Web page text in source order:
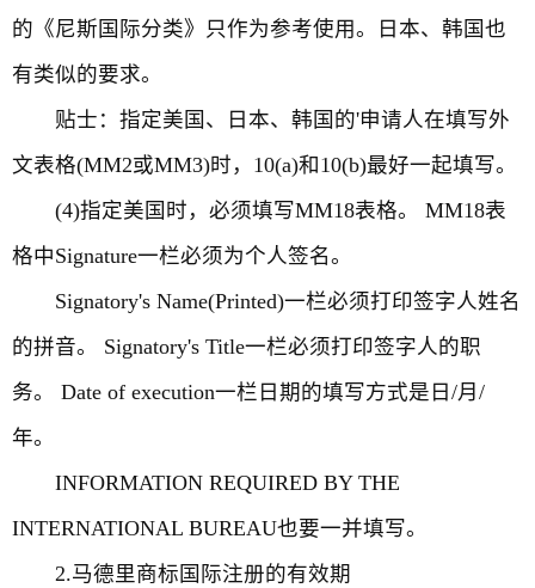
的《尼斯国际分类》只作为参考使用。日本、韩国也
有类似的要求。
贴士：指定美国、日本、韩国的'申请人在填写外
文表格(MM2或MM3)时，10(a)和10(b)最好一起填写。
(4)指定美国时，必须填写MM18表格。 MM18表
格中Signature一栏必须为个人签名。
Signatory's Name(Printed)一栏必须打印签字人姓名
的拼音。 Signatory's Title一栏必须打印签字人的职
务。 Date of execution一栏日期的填写方式是日/月/
年。
INFORMATION REQUIRED BY THE
INTERNATIONAL BUREAU也要一并填写。
2.马德里商标国际注册的有效期